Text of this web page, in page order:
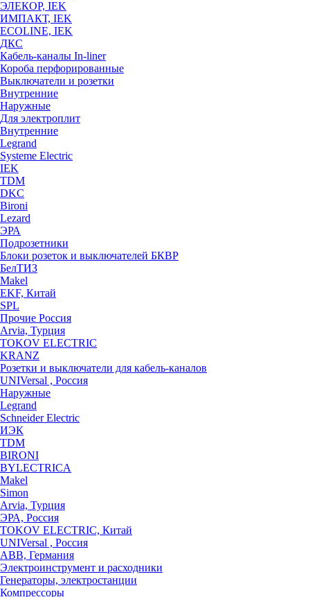
ЭЛЕКОР, IEK
ИМПАКТ, IEK
ECOLINE, IEK
ДКС
Кабель-каналы In-liner
Короба перфорированные
Выключатели и розетки
Внутренние
Наружные
Для электроплит
Внутренние
Legrand
Systeme Electric
IEK
TDM
DKC
Bironi
Lezard
ЭРА
Подрозетники
Блоки розеток и выключателей БКВР
БелТИЗ
Makel
EKF, Китай
SPL
Прочие Россия
Arvia, Турция
TOKOV ELECTRIC
KRANZ
Розетки и выключатели для кабель-каналов
UNIVersal , Россия
Наружные
Legrand
Schneider Electric
ИЭК
TDM
BIRONI
BYLECTRICA
Makel
Simon
Arvia, Турция
ЭРА, Россия
TOKOV ELECTRIC, Китай
UNIVersal , Россия
ABB, Германия
Электроинструмент и расходники
Генераторы, электростанции
Компрессоры